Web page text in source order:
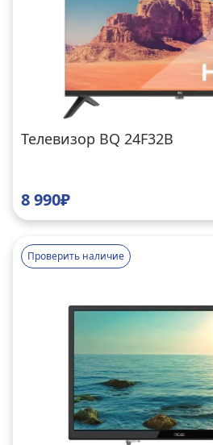
Телевизор BQ 24F32B
8 990₽
Проверить наличие